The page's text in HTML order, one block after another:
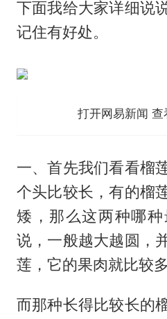
下面我给大家详细说
记住有好处。
打开网易新闻
一、首先我们看看榴
个头比较长，有的榴
矮，那么这两种哪
说，一般越大越圆，
莲，它的果肉就比较
而那种长得比较长的